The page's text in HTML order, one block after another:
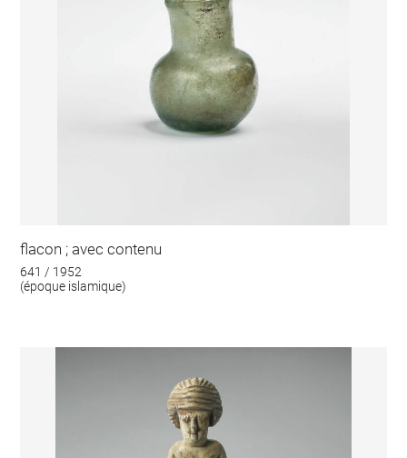
flacon ; avec contenu
641 / 1952
(époque islamique)